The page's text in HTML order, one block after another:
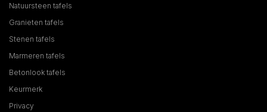
Natuursteen tafels
Granieten tafels
Stenen tafels
Marmeren tafels
Betonlook tafels
Keurmerk
Privacy